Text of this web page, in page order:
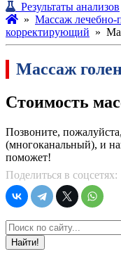
Результаты анализов
» Массаж лечебно-
корректирующий »
Массаж
Стоимость
Позвоните,
(многоканальный), и
поможет!
Поделиться в соцсетях:
Найти!